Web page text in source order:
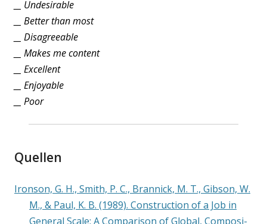
__ Unde­si­ra­ble
__ Bet­ter than most
__ Dis­agreeable
__ Makes me content
__ Excel­lent
__ Enjoya­ble
__ Poor
Quellen
Iron­son, G. H., Smith, P. C., Bran­nick, M. T., Gib­son, W.
M., & Paul, K. B. (1989). Con­s­truc­tion of a Job in
Gene­ral Sca­le: A Com­pa­ri­son of Glo­bal, Com­po­si­